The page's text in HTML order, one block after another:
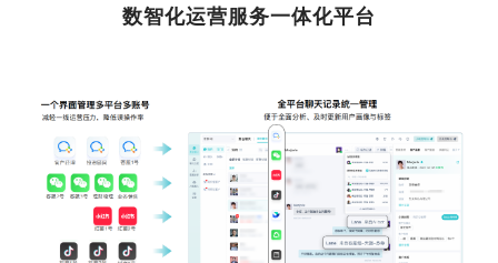
数智化运营服务一体化平台